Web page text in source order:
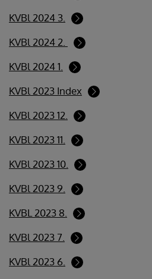
KVBl 2024 3.
KVBl 2024 2.
KVBl 2024 1.
KVBl 2023 Index
KVBl 2023 12.
KVBl 2023 11.
KVBl 2023 10.
KVBl 2023 9.
KVBL 2023 8.
KVBl 2023 7.
KVBl 2023 6.